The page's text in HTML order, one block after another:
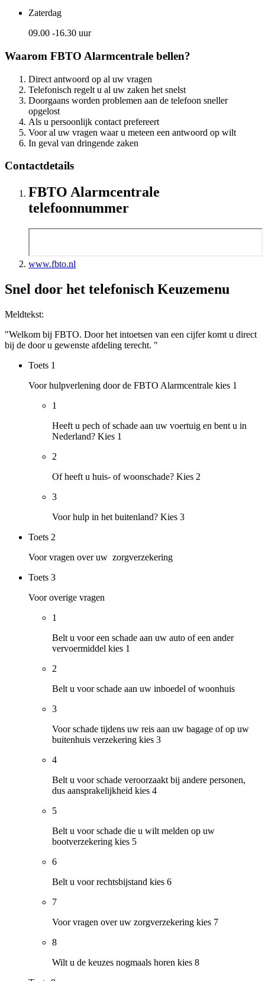
Zaterdag
09.00 -16.30 uur
Waarom FBTO Alarmcentrale bellen?
Direct antwoord op al uw vragen
Telefonisch regelt u al uw zaken het snelst
Doorgaans worden problemen aan de telefoon sneller
opgelost
Als u persoonlijk contact prefereert
Voor al uw vragen waar u meteen een antwoord op wilt
In geval van dringende zaken
Contactdetails
FBTO Alarmcentrale
telefoonnummer
www.fbto.nl
Snel door het telefonisch Keuzemenu
Meldtekst:
"Welkom bij FBTO. Door het intoetsen van een cijfer komt u direct
bij de door u gewenste afdeling terecht. "
Toets 1
Voor hulpverlening door de FBTO Alarmcentrale kies 1
1
Heeft u pech of schade aan uw voertuig en bent u in
Nederland? Kies 1
2
Of heeft u huis- of woonschade? Kies 2
3
Voor hulp in het buitenland? Kies 3
Toets 2
Voor vragen over uw zorgverzekering
Toets 3
Voor overige vragen
1
Belt u voor een schade aan uw auto of een ander
vervoermiddel kies 1
2
Belt u voor schade aan uw inboedel of woonhuis
3
Voor schade tijdens uw reis aan uw bagage of op uw
buitenhuis verzekering kies 3
4
Belt u voor schade veroorzaakt bij andere personen,
dus aansprakelijkheid kies 4
5
Belt u voor schade die u wilt melden op uw
bootverzekering kies 5
6
Belt u voor rechtsbijstand kies 6
7
Voor vragen over uw zorgverzekering kies 7
8
Wilt u de keuzes nogmaals horen kies 8